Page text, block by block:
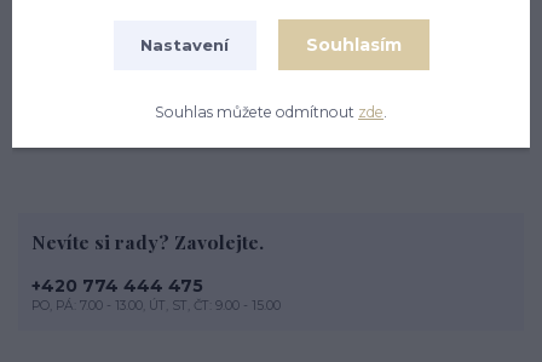
zlato 585/1000. Rozměr kytičky je 10x10 mm. Orientační
Nevíte si rady? Zavolejte.
+420 774 444 475
PO, PÁ: 7.00 - 13.00, ÚT, ST, ČT: 9.00 - 15.00
Nastavení Souhlasím
Souhlas můžete odmítnout zde